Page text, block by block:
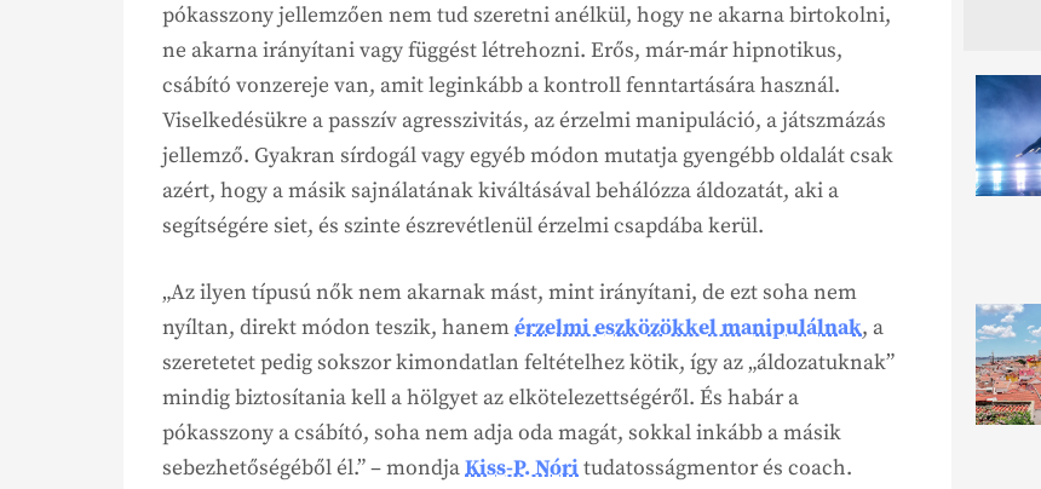
pókasszony jellemzően nem tud szeretni anélkül, hogy ne akarna birtokolni,
ne akarna irányítani vagy függést létrehozni. Erős, már-már hipnotikus,
csábító vonzereje van, amit leginkább a kontroll fenntartására használ.
Viselkedésükre a passzív agresszivitás, az érzelmi manipuláció, a játszmázás
jellemző. Gyakran sírdogál vagy egyéb módon mutatja gyengébb oldalát csak
azért, hogy a másik sajnálatának kiváltásával behálózza áldozatát, aki a
segítségére siet, és szinte észrevétlenül érzelmi csapdába kerül.
„Az ilyen típusú nők nem akarnak mást, mint irányítani, de ezt soha nem
nyíltan, direkt módon teszik, hanemérzelmi eszközökkel manipulálnak, a
szeretetet pedig sokszor kimondatlan feltételhez kötik, így az „áldozatuknak”
mindig biztosítania kell a hölgyet az elkötelezettségéről. És habár a
pókasszony a csábító, soha nem adja oda magát, sokkal inkább a másik
sebezhetőségéből él.” – mondjaKiss-P. Nóritudatosságmentor és coach.